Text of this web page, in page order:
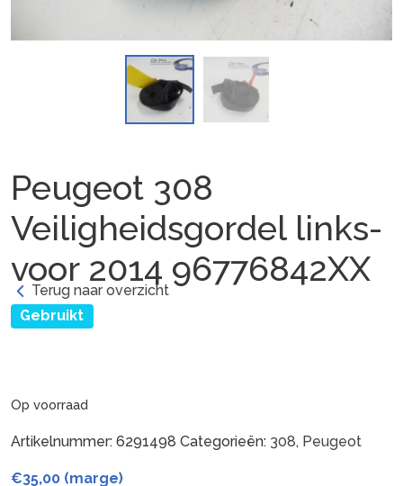
Peugeot 308
Veiligheidsgordel links-
voor 2014 96776842XX
Gebruikt
Terug naar overzicht
Op voorraad
Artikelnummer: 6291498 Categorieën: 308, Peugeot
€35,00 (marge)